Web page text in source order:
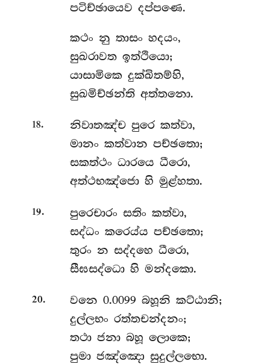
පටිච්ඡායෙව දප්පණෙ.
කථං නු තාසං හදයං,
සුඛරාවත ඉත්ථියො;
යාසාමිකෙ දුක්ඛිතම්හි,
සුඛමිච්ඡන්ති අත්තනො.
18. නිවාතඤ්ච පුරෙ කත්වා,
මානං කත්වාන පච්ඡතො;
සකත්ථං ධාරයෙ ධීරො,
අත්ථභඤ්ජො හි මුළ්හතා.
19. පුරෙචාරං සතිං කත්වා,
සද්ධං කරෙය්ය පච්ඡතො;
තුරං න සද්දහෙ ධීරො,
සීඝසද්ධො හි මන්දකො.
20.
වනෙ 0.0099 බහූනි කට්ඨානි;
දුල්ලභං රත්තචන්දනං;
තථා ජනා බහූ ලොකෙ;
පුමා ජඤ්ඤො සුදුල්ලභො.